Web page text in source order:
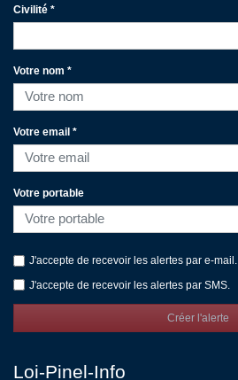
Civilité *
Votre nom *
Votre email *
Votre portable
J'accepte de recevoir les alertes par e-mail.
J'accepte de recevoir les alertes par SMS.
Créer l'alerte
Loi-Pinel-Info